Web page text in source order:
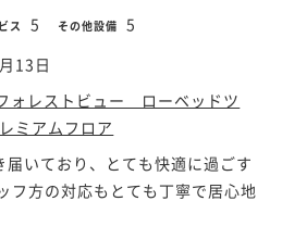
ス 5 その他設備 5
13日
ォレストビュー ローベッドツ
ミアムフロア
いており、とても快適に過ごす
フ方の対応もとても丁寧で居心地